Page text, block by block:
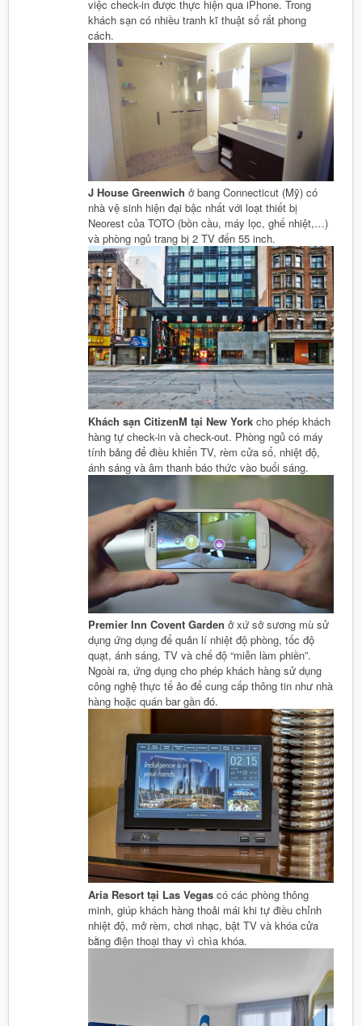
việc check-in được thực hiện qua iPhone. Trong
khách sạn có nhiều tranh kĩ thuật số rất phong
cách.
J House Greenwich ở bang Connecticut (Mỹ) có
nhà vệ sinh hiện đại bậc nhất với loạt thiết bị
Neorest của TOTO (bồn cầu, máy lọc, ghế nhiệt,…)
và phòng ngủ trang bị 2 TV đến 55 inch.
Khách sạn CitizenM tại New York cho phép khách
hàng tự check-in và check-out. Phòng ngủ có máy
tính bảng để điều khiển TV, rèm cửa sổ, nhiệt độ,
ánh sáng và âm thanh báo thức vào buổi sáng.
Premier Inn Covent Garden ở xứ sở sương mù sử
dụng ứng dụng để quản lí nhiệt độ phòng, tốc độ
quạt, ánh sáng, TV và chế độ “miễn làm phiền”.
Ngoài ra, ứng dụng cho phép khách hàng sử dụng
công nghệ thực tế ảo để cung cấp thông tin như nhà
hàng hoặc quán bar gần đó.
Aria Resort tại Las Vegas có các phòng thông
minh, giúp khách hàng thoải mái khi tự điều chỉnh
nhiệt độ, mở rèm, chơi nhạc, bật TV và khóa cửa
bằng điện thoại thay vì chìa khóa.